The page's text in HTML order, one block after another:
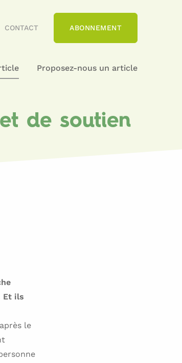
CONTACT ABONNEMENT
Proposez-nous un article
de soutien
Et ils
le